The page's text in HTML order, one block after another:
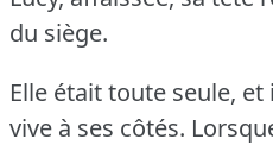
du siège.
Elle était toute seule,
vive à ses côtés.